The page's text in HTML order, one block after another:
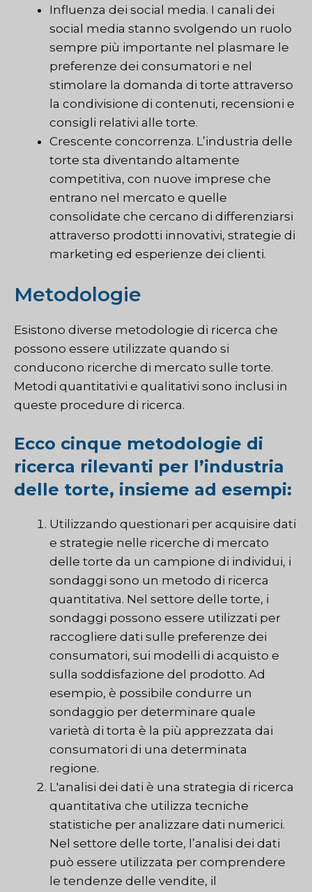
Influenza dei social media. I canali dei
social media stanno svolgendo un ruolo
sempre più importante nel plasmare le
preferenze dei consumatori e nel
stimolare la domanda di torte attraverso
la condivisione di contenuti, recensioni e
consigli relativi alle torte.
Crescente concorrenza. L’industria delle
torte sta diventando altamente
competitiva, con nuove imprese che
entrano nel mercato e quelle
consolidate che cercano di differenziarsi
attraverso prodotti innovativi, strategie di
marketing ed esperienze dei clienti.
Metodologie
Esistono diverse metodologie di ricerca che
possono essere utilizzate quando si
conducono ricerche di mercato sulle torte.
Metodi quantitativi e qualitativi sono inclusi in
queste procedure di ricerca.
Ecco cinque metodologie di
ricerca rilevanti per l’industria
delle torte, insieme ad esempi:
Utilizzando questionari per acquisire dati
e strategie nelle ricerche di mercato
delle torte da un campione di individui, i
sondaggi sono un metodo di ricerca
quantitativa. Nel settore delle torte, i
sondaggi possono essere utilizzati per
raccogliere dati sulle preferenze dei
consumatori, sui modelli di acquisto e
sulla soddisfazione del prodotto. Ad
esempio, è possibile condurre un
sondaggio per determinare quale
varietà di torta è la più apprezzata dai
consumatori di una determinata
regione.
L'analisi dei dati è una strategia di ricerca
quantitativa che utilizza tecniche
statistiche per analizzare dati numerici.
Nel settore delle torte, l’analisi dei dati
può essere utilizzata per comprendere
le tendenze delle vendite, il